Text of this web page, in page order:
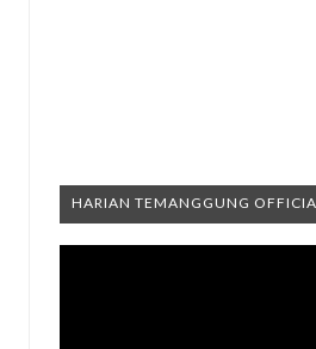
HARIAN TEMANGGUNG